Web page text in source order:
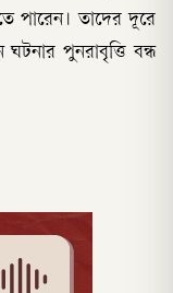
পারেন। তাদের দূরে
পুনরাবৃত্তি বন্ধ